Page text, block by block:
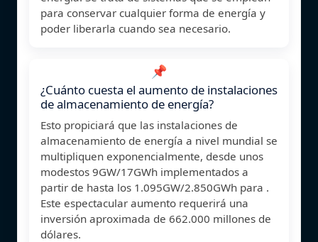
para conservar cualquier forma de energía y
poder liberarla cuando sea necesario.
📌
¿Cuánto cuesta el aumento de instalaciones
de almacenamiento de energía?
Esto propiciará que las instalaciones de
almacenamiento de energía a nivel mundial se
multipliquen exponencialmente, desde unos
modestos 9GW/17GWh implementados a
partir de hasta los 1.095GW/2.850GWh para .
Este espectacular aumento requerirá una
inversión aproximada de 662.000 millones de
dólares.